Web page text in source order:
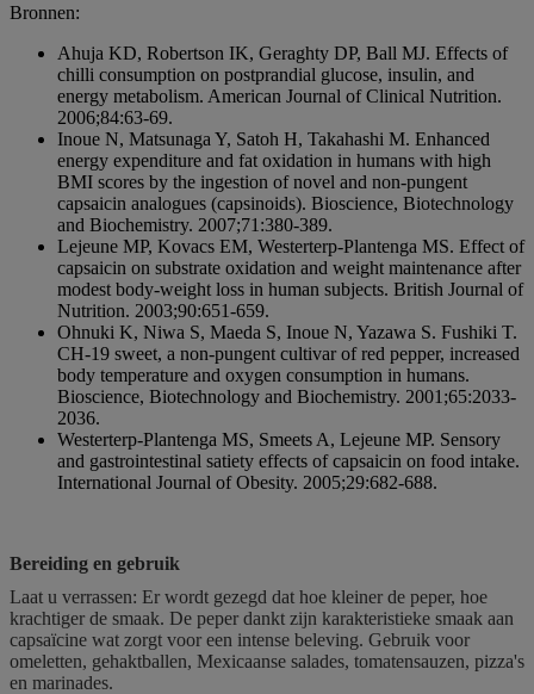
Bronnen:
Ahuja KD, Robertson IK, Geraghty DP, Ball MJ. Effects of
chilli consumption on postprandial glucose, insulin, and
energy metabolism. American Journal of Clinical Nutrition.
2006;84:63-69.
Inoue N, Matsunaga Y, Satoh H, Takahashi M. Enhanced
energy expenditure and fat oxidation in humans with high
BMI scores by the ingestion of novel and non-pungent
capsaicin analogues (capsinoids). Bioscience, Biotechnology
and Biochemistry. 2007;71:380-389.
Lejeune MP, Kovacs EM, Westerterp-Plantenga MS. Effect of
capsaicin on substrate oxidation and weight maintenance after
modest body-weight loss in human subjects. British Journal of
Nutrition. 2003;90:651-659.
Ohnuki K, Niwa S, Maeda S, Inoue N, Yazawa S. Fushiki T.
CH-19 sweet, a non-pungent cultivar of red pepper, increased
body temperature and oxygen consumption in humans.
Bioscience, Biotechnology and Biochemistry. 2001;65:2033-
2036.
Westerterp-Plantenga MS, Smeets A, Lejeune MP. Sensory
and gastrointestinal satiety effects of capsaicin on food intake.
International Journal of Obesity. 2005;29:682-688.
Bereiding en gebruik
Laat u verrassen: Er wordt gezegd dat hoe kleiner de peper, hoe
krachtiger de smaak. De peper dankt zijn karakteristieke smaak aan
capsaïcine wat zorgt voor een intense beleving. Gebruik voor
omeletten, gehaktballen, Mexicaanse salades, tomatensauzen, pizza's
en marinades.